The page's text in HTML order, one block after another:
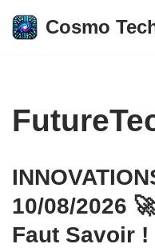
Aller
Cosmo
10/08/2026
Faut Savoir !